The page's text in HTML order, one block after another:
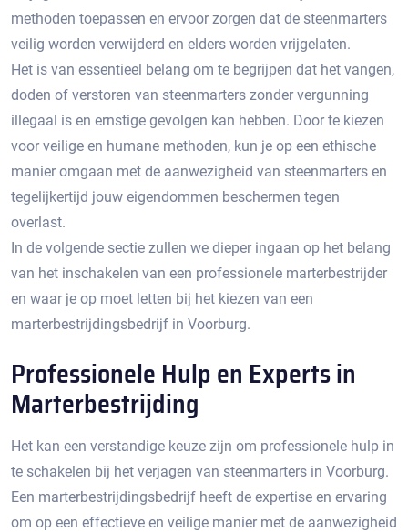
methoden toepassen en ervoor zorgen dat de steenmarters
veilig worden verwijderd en elders worden vrijgelaten.​
Het is van essentieel belang om te begrijpen dat het vangen,
doden of verstoren van steenmarters zonder vergunning
illegaal is en ernstige gevolgen kan hebben.​ Door te kiezen
voor veilige en humane methoden, kun je op een ethische
manier omgaan met de aanwezigheid van steenmarters en
tegelijkertijd jouw eigendommen beschermen tegen
overlast.​
In de volgende sectie zullen we dieper ingaan op het belang
van het inschakelen van een professionele marterbestrijder
en waar je op moet letten bij het kiezen van een
marterbestrijdingsbedrijf in Voorburg.
Professionele Hulp en Experts in
Marterbestrijding
Het kan een verstandige keuze zijn om professionele hulp in
te schakelen bij het verjagen van steenmarters in Voorburg.​
Een marterbestrijdingsbedrijf heeft de expertise en ervaring
om op een effectieve en veilige manier met de aanwezigheid